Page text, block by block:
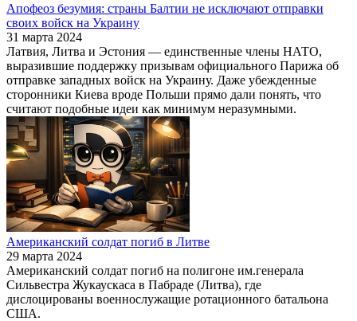
Апофеоз безумия: страны Балтии не исключают отправки
своих войск на Украину
31 марта 2024
Латвия, Литва и Эстония — единственные члены НАТО,
выразившие поддержку призывам официального Парижа об
отправке западных войск на Украину. Даже убежденные
сторонники Киева вроде Польши прямо дали понять, что
считают подобные идеи как минимум неразумными.
Американский солдат погиб в Литве
29 марта 2024
Американский солдат погиб на полигоне им.генерала
Сильвестра Жукаускаса в Пабраде (Литва), где
дислоцированы военнослужащие ротационного батальона
США.